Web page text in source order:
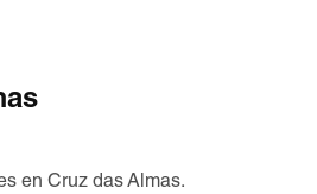
en Cruz das Almas.